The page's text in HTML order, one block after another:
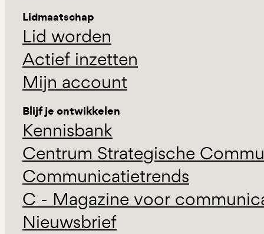
Lidmaatschap
Lid worden
Actief inzetten
Mijn account
Blijf je ontwikkelen
Kennisbank
Centrum Strategische
Communicatietrends
C - Magazine voor
Nieuwsbrief